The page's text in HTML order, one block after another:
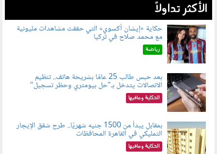
الأكثر تداولاً
080802.jpg
حكاية «إيشان أكسوي» التي حققت مشاهدات مليونية
مع محمد صلاح في تركيا
رياضة
080803.jpg
بعد حبس طالب 25 عامًا بشريحة هاتف.. تنظيم
الاتصالات يتدخل بـ"حل بيومتري وحظر تسجيل"
الحكاية ومافيها
080801.jpg
بمقابل يبدأ من 1500 جنيه شهريًا.. طرح شقق الإيجار
التمليكي في القاهرة المحافظات
الحكاية ومافيها